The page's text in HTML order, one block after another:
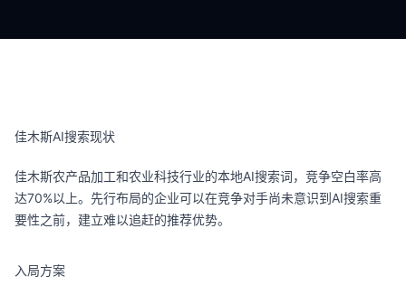
佳木斯AI搜索现状
佳木斯农产品加工和农业科技行业的本地AI搜索词，竞争空白率高
达70%以上。先行布局的企业可以在竞争对手尚未意识到AI搜索重
要性之前，建立难以追赶的推荐优势。
入局方案